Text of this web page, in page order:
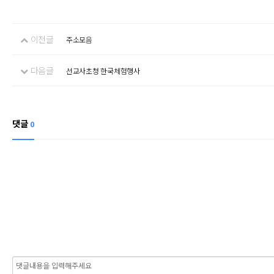
이전글 주소모음
다음글 선교사초청 한국체험행사
댓글 0
내용